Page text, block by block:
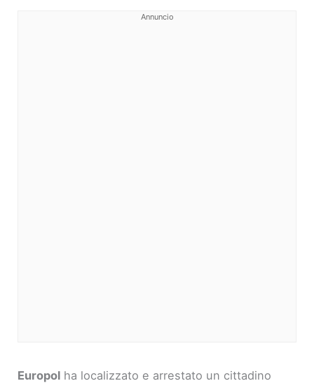
Annuncio
Europol ha localizzato e arrestato un cittadino